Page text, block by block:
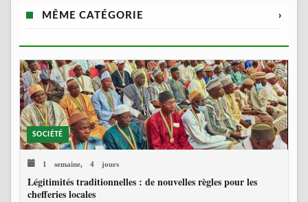
MÊME CATÉGORIE ›
SOCIÉTÉ
1 semaine, 4 jours
Légitimités traditionnelles : de nouvelles règles pour les
chefferies locales